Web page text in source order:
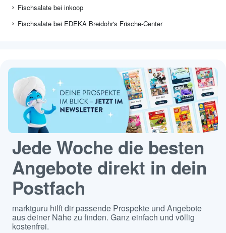
Fischsalate bei inkoop
Fischsalate bei EDEKA Breidohr's Frische-Center
Jede Woche die besten
Angebote direkt in dein
Postfach
marktguru hilft dir passende Prospekte und Angebote
aus deiner Nähe zu finden. Ganz einfach und völlig
kostenfrei.